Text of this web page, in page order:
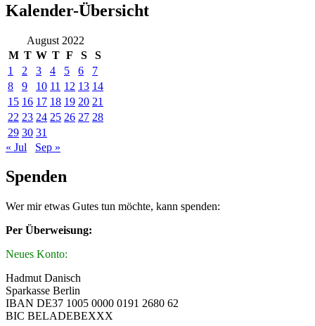
Kalender-Übersicht
August 2022
M T W T F S
S
1
2 3 4 5 6
7
8
9 10 11 12 13 14
15 16 17 18 19 20 21
22 23 24 25 26 27 28
29 30 31
« Jul
Sep »
Spenden
Wer mir etwas Gutes tun möchte, kann spenden:
Per Überweisung:
Neues Konto:
Hadmut Danisch
Sparkasse Berlin
IBAN DE37 1005 0000 0191 2680 62
BIC BELADEBEXXX